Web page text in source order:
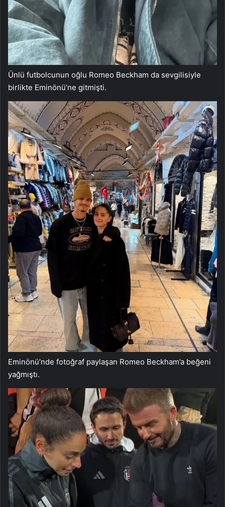
Ünlü futbolcunun oğlu Romeo Beckham da sevgilisiyle
birlikte Eminönü’ne gitmişti.
Eminönü’nde fotoğraf paylaşan Romeo Beckham’a beğeni
yağmıştı.